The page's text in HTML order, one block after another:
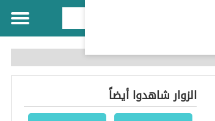
الزوار شاهدوا أيضاً